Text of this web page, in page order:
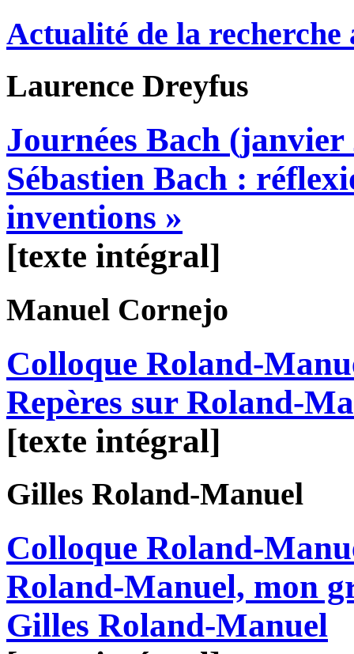
Actualité de la recherche
Laurence Dreyfus
Journées Bach
Sébastien Bach :
inventions »
[texte intégral]
Manuel Cornejo
Colloque Roland-
Repères sur Roland-
[texte intégral]
Gilles Roland-Manuel
Colloque Roland-
Roland-Manuel, mon
Gilles Roland-Manuel